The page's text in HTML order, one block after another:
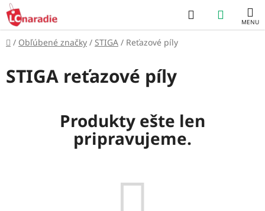
Prejsť
na
obsah
Hľadať
KOŠÍK
Domov
/ Obľúbené značky / STIGA / Reťazové píly
STIGA reťazové píly
Produkty ešte len
pripravujeme.